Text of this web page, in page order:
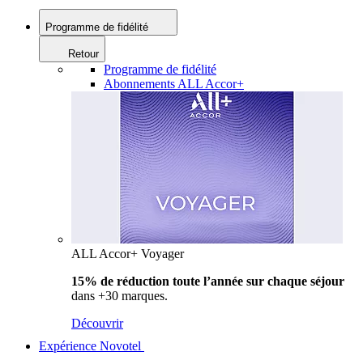
Programme de fidélité
Retour
Programme de fidélité
Abonnements ALL Accor+
ALL Accor+ Voyager
15% de réduction toute l’année sur chaque séjour
dans +30 marques.
Découvrir
Expérience Novotel